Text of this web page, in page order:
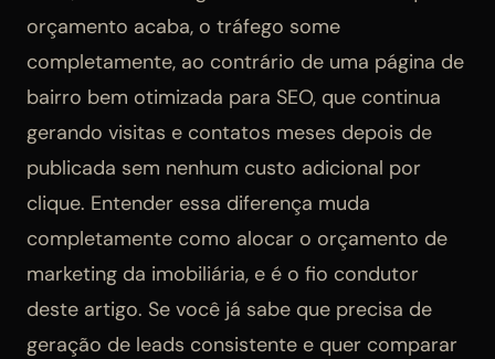
orçamento acaba, o tráfego some
completamente, ao contrário de uma página de
bairro bem otimizada para SEO, que continua
gerando visitas e contatos meses depois de
publicada sem nenhum custo adicional por
clique. Entender essa diferença muda
completamente como alocar o orçamento de
marketing da imobiliária, e é o fio condutor
deste artigo. Se você já sabe que precisa de
geração de leads consistente e quer comparar